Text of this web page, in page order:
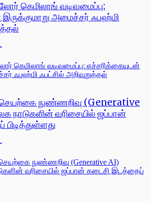
கெமிலாங் வடிவமைப்பு:
இருக்குமாறு அமைச்சர் ஃபஹ்மி
செயற்கை நுண்ணறிவு (Generative
நாடுகளின் வரிசையில் ஜப்பான்